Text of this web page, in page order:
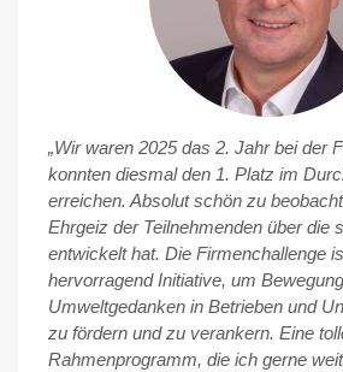
„Wir waren 2025 das 2. Jahr bei der
konnten diesmal den 1. Platz im
erreichen. Absolut schön zu
Ehrgeiz der Teilnehmenden über die
entwickelt hat. Die Firmenchallenge
hervorragend Initiative, um
Umweltgedanken in Betrieben und
zu fördern und zu verankern. Eine
Rahmenprogramm, die ich gerne